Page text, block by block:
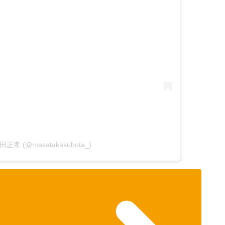
正孝 (@masatakakubota_)